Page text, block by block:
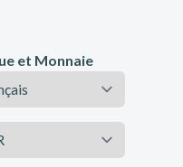
et Monnaie